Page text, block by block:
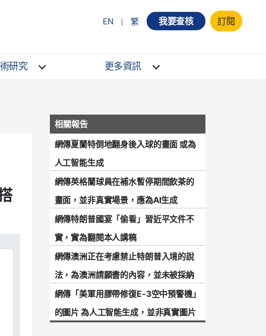
EN 繁 我要查核 訂閱
研究 更多資訊
網傳夏蘭特倒地翻身後入球的畫面 或為
人工智能生成
網傳英格蘭球員在補水暫停期間飲茶的
畫面，並非真實場景，應為AI生成
網傳特朗普國宴「偷看」習近平文件不
實，實為翻閱本人講稿
網傳澳洲正在考慮禁止特朗普入境的說
法，為澳洲請願書的內容，並未被採納
網傳「美軍用膠帶修復E-3空中預警機」
的圖片 為人工智能生成，並非真實圖片